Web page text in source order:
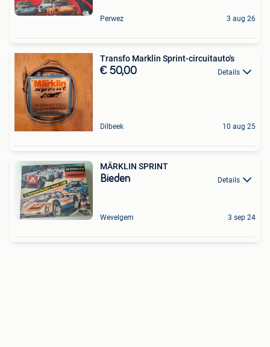
Perwez 3 aug 26
Transfo Marklin Sprint-circuitauto's
€ 50,00 Details
Dilbeek 10 aug 25
MÄRKLIN SPRINT
Bieden Details
Wevelgem 3 sep 24